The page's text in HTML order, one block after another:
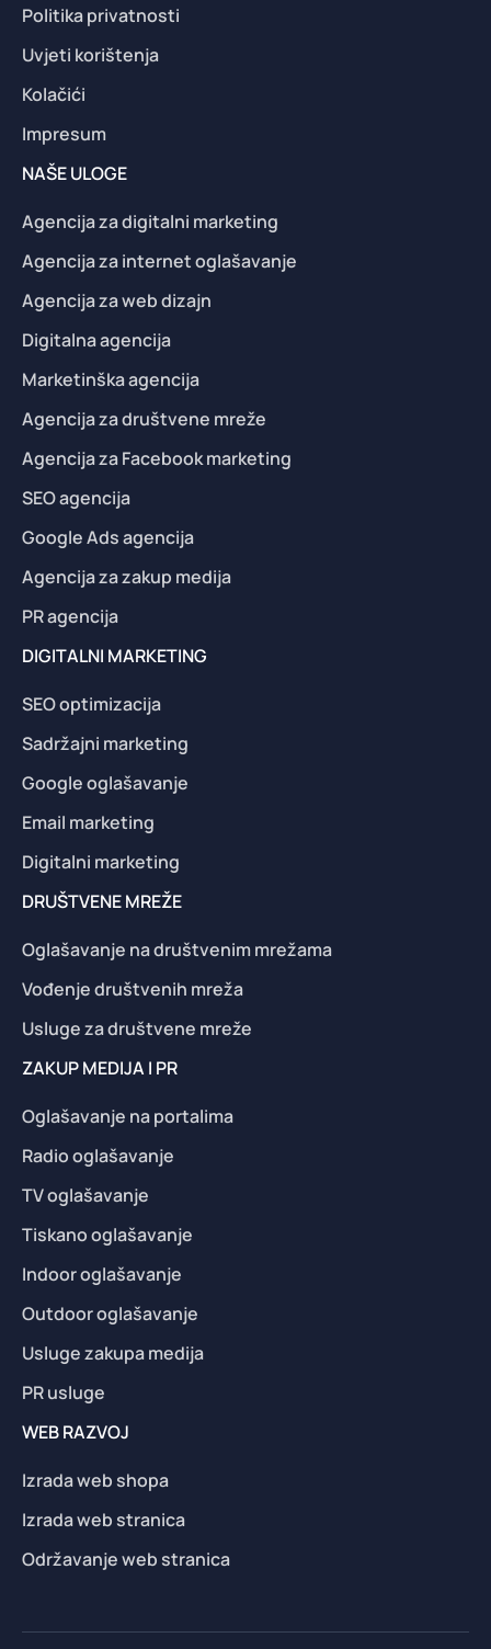
Politika privatnosti
Uvjeti korištenja
Kolačići
Impresum
NAŠE ULOGE
Agencija za digitalni marketing
Agencija za internet oglašavanje
Agencija za web dizajn
Digitalna agencija
Marketinška agencija
Agencija za društvene mreže
Agencija za Facebook marketing
SEO agencija
Google Ads agencija
Agencija za zakup medija
PR agencija
DIGITALNI MARKETING
SEO optimizacija
Sadržajni marketing
Google oglašavanje
Email marketing
Digitalni marketing
DRUŠTVENE MREŽE
Oglašavanje na društvenim mrežama
Vođenje društvenih mreža
Usluge za društvene mreže
ZAKUP MEDIJA I PR
Oglašavanje na portalima
Radio oglašavanje
TV oglašavanje
Tiskano oglašavanje
Indoor oglašavanje
Outdoor oglašavanje
Usluge zakupa medija
PR usluge
WEB RAZVOJ
Izrada web shopa
Izrada web stranica
Održavanje web stranica